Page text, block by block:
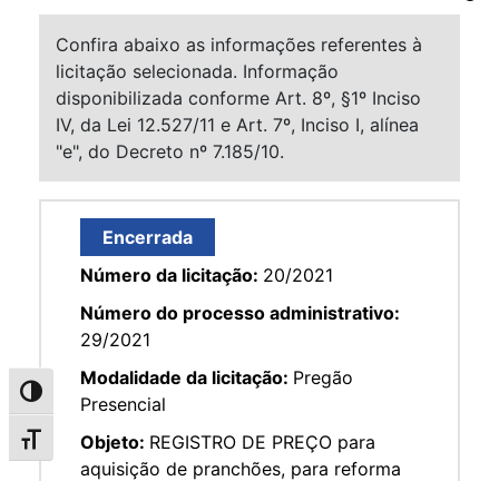
Alternar alto contraste
Alternar tamanho da fonte
Confira abaixo as informações referentes à
licitação selecionada. Informação
disponibilizada conforme Art. 8º, §1º Inciso
IV, da Lei 12.527/11 e Art. 7º, Inciso I, alínea
"e", do Decreto nº 7.185/10.
Encerrada
Número da licitação: 20/2021
Número do processo administrativo:
29/2021
Modalidade da licitação: Pregão
Presencial
Objeto: REGISTRO DE PREÇO para
aquisição de pranchões, para reforma